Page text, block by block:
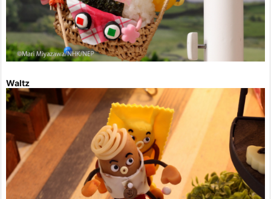
Waltz